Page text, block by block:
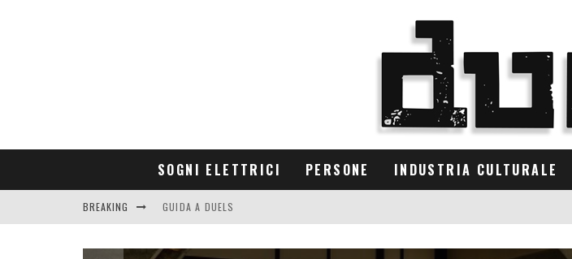
SOGNI ELETTRICI PERSONE INDUSTRIA CULTURALE
BREAKING CONTRIBUTORS